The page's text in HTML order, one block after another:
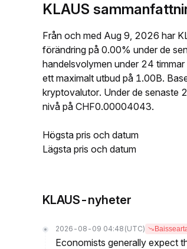
KLAUS
Från och med Aug 9, 2026 har
förändring på 0.00% under de
handelsvolymen under 24
ett maximalt utbud på 1.00B.
kryptovalutor. Under de senaste
nivå på CHF0.00004043.
Högsta pris och datum
Lägsta pris och datum
KLAUS-nyheter
2026-08-09 04:48 (UTC)
Economists generally expect